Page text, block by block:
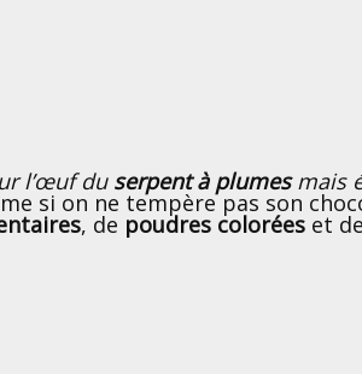
l’œuf du serpent à plumesmais
si on ne tempère pas son
, de poudres colorées et de